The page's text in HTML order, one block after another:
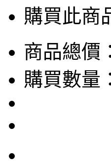
購買此商
商品總價
購買數量